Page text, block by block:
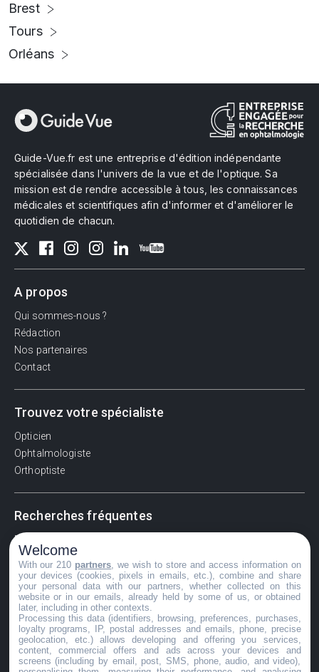
Brest
Tours
Orléans
Guide-Vue.fr est une entreprise d'édition indépendante
spécialisée dans l'univers de la vue et de l'optique. Sa
mission est de rendre accessible à tous, les connaissances
médicales et scientifiques afin d'informer et d'améliorer le
quotidien de chacun.
A propos
Qui sommes-nous ?
Rédaction
Nos partenaires
Contact
Trouvez votre spécialiste
Opticien
Ophtalmologiste
Orthoptiste
Recherches fréquentes
Pathologies adultes
Signes d'une urgence ophtalmologique
La vision
Acuité visuelle
Myosis / mydriase
Œdème oculaire
Welcome
With our 210 partners , we wish to store and access information on
your devices (cookies, pixels in emails, etc.), combine and share
your personal data with our partners, whether collected on this
website or in our emails, already held by some of us, or obtained
later, including in other contexts.
Processing this data (identifiers, browsing, preferences, purchases,
loyalty programs, IP, postal addresses and emails, phone, precise
geolocation, etc.) allows developing and offering you services,
content, commercial offers and ads across your devices and
screens (including by email, post, SMS, phone, audio, and video),